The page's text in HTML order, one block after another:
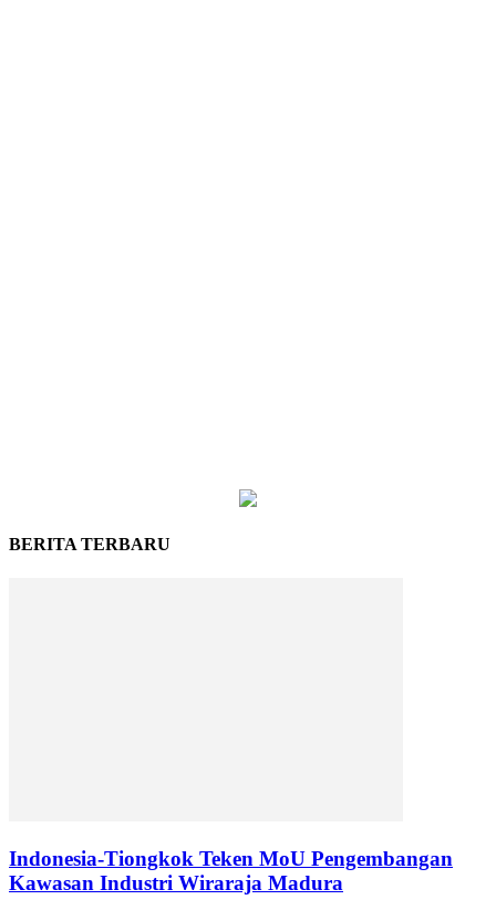
BERITA TERBARU
Indonesia-Tiongkok Teken MoU Pengembangan
Kawasan Industri Wiraraja Madura